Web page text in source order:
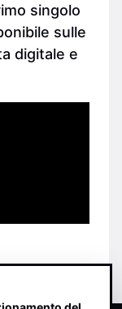
singolo
sulle
digitale e